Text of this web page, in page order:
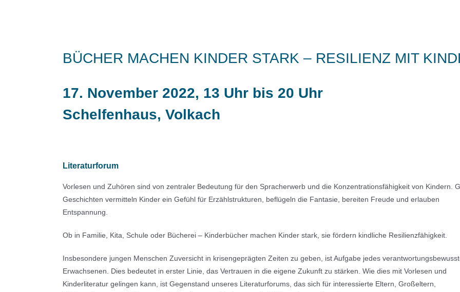
BÜCHER MACHEN KINDER STARK – RESILIENZ MIT
17. November 2022, 13 Uhr bis 20 Uhr
Schelfenhaus, Volkach
Literaturforum
Vorlesen und Zuhören sind von zentraler Bedeutung für den Spracherwerb und die Konzentrationsfähigkeit von Kindern.
Geschichten vermitteln Kinder ein Gefühl für Erzählstrukturen, beflügeln die Fantasie, bereiten Freude und erlauben
Entspannung.
Ob in Familie, Kita, Schule oder Bücherei – Kinderbücher machen Kinder stark, sie fördern kindliche Resilienzfähigkeit.
Insbesondere jungen Menschen Zuversicht in krisengeprägten Zeiten zu geben, ist Aufgabe jedes
Erwachsenen. Dies bedeutet in erster Linie, das Vertrauen in die eigene Zukunft zu stärken. Wie dies mit Vorlesen und
Kinderliteratur gelingen kann, ist Gegenstand unseres Literaturforums, das sich für interessierte Eltern, Großeltern,